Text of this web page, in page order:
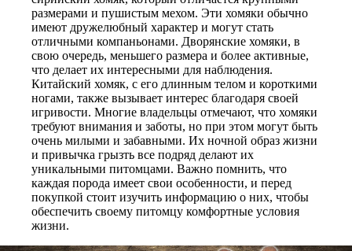
размерами и пушистым мехом. Эти хомяки обычно
имеют дружелюбный характер и могут стать
отличными компаньонами. Дворянские хомяки, в
свою очередь, меньшего размера и более активные,
что делает их интересными для наблюдения.
Китайский хомяк, с его длинным телом и короткими
ногами, также вызывает интерес благодаря своей
игривости. Многие владельцы отмечают, что хомяки
требуют внимания и заботы, но при этом могут быть
очень милыми и забавными. Их ночной образ жизни
и привычка грызть все подряд делают их
уникальными питомцами. Важно помнить, что
каждая порода имеет свои особенности, и перед
покупкой стоит изучить информацию о них, чтобы
обеспечить своему питомцу комфортные условия
жизни.